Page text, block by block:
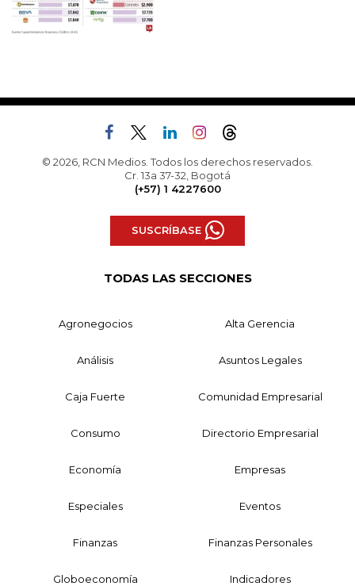
© 2026, RCN Medios. Todos los derechos reservados.
Cr. 13a 37-32, Bogotá
(+57) 1 4227600
SUSCRÍBASE
TODAS LAS SECCIONES
Agronegocios Alta Gerencia
Análisis Asuntos Legales
Caja Fuerte Comunidad Empresarial
Consumo Directorio Empresarial
Economía Empresas
Especiales Eventos
Finanzas Finanzas Personales
Globoeconomía Indicadores